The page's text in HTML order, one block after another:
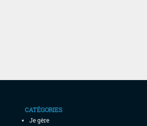
CATÉGORIES
Je gère